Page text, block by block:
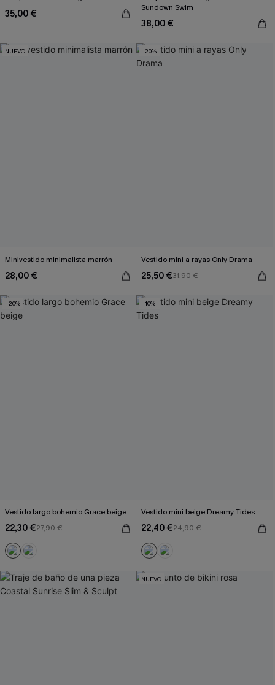
35,00 €
Sundown Swim
38,00 €
NUEVO
Minivestido minimalista marrón
28,00 €
-20%
Vestido mini a rayas Only Drama
25,50 €31,90 €
-20%
Vestido largo bohemio Grace beige
22,30 €27,90 €
-10%
Vestido mini beige Dreamy Tides
22,40 €24,90 €
NUEVO